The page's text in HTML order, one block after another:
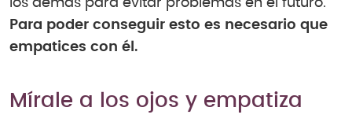
los demás para evitar problemas en el futuro.
Para poder conseguir esto es necesario que
empatices con él.
Mírale a los ojos y empatiza